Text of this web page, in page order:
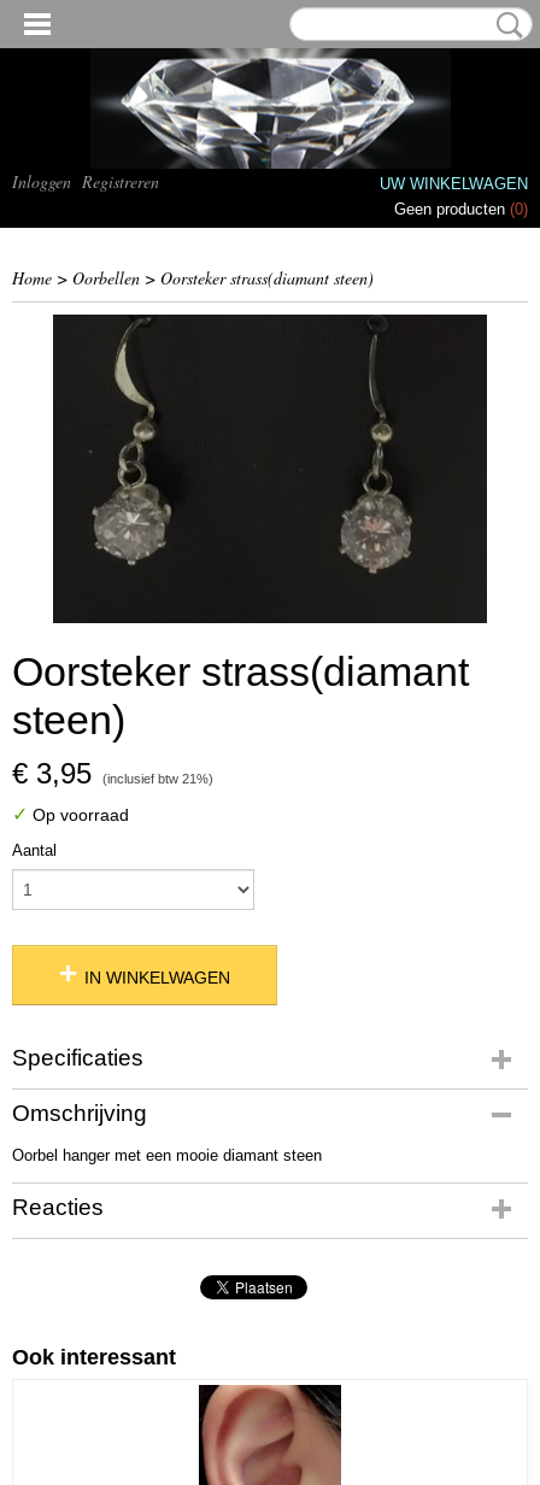
Inloggen Registreren
UW WINKELWAGEN
Geen producten (0)
Home > Oorbellen > Oorsteker strass(diamant steen)
Oorsteker strass(diamant
steen)
€ 3,95 (inclusief btw 21%)
✓ Op voorraad
Aantal
IN WINKELWAGEN
Specificaties
Productcode
06352
Netto gewicht
7,00 g
Bruto gewicht
Omschrijving
Oorbel hanger met een mooie diamant steen
Reacties
Ook interessant